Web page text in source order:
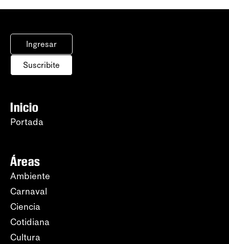
Ingresar
Suscribite
Inicio
Portada
Áreas
Ambiente
Carnaval
Ciencia
Cotidiana
Cultura